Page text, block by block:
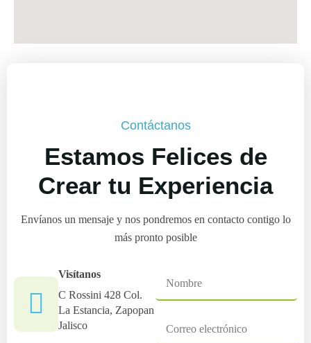
Contáctanos
Estamos Felices de
Crear tu Experiencia
Envíanos un mensaje y nos pondremos en contacto contigo lo
más pronto posible
Visítanos
C Rossini 428 Col.
La Estancia, Zapopan
Jalisco